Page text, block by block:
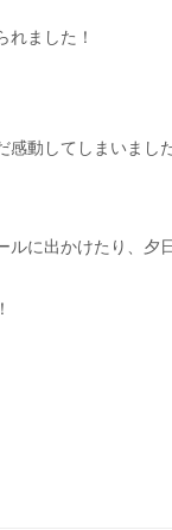
ました！
感動してしまいまし
ルに出かけたり、夕